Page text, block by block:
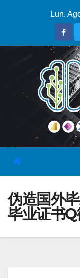
Lun.
伪造国外
毕业证书